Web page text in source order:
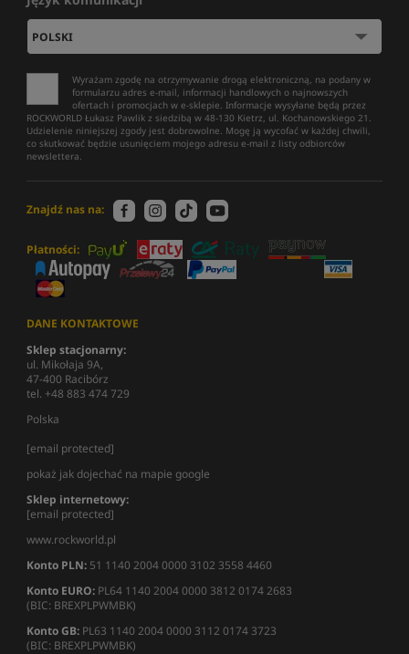
Wyrażam zgodę na otrzymywanie drogą elektroniczną, na podany w
formularzu adres e-mail, informacji handlowych o najnowszych
ofertach i promocjach w e-sklepie. Informacje wysyłane będą przez
ROCKWORLD Łukasz Pawlik z siedzibą w 48-130 Kietrz, ul. Kochanowskiego 21.
Udzielenie niniejszej zgody jest dobrowolne. Mogę ją wycofać w każdej chwili,
co skutkować będzie usunięciem mojego adresu e-mail z listy odbiorców
newslettera.
Znajdź nas na:
Płatności:
DANE KONTAKTOWE
Sklep stacjonarny:
ul. Mikołaja 9A,
47-400 Racibórz
tel. +48 883 474 729
Polska
[email protected]
pokaż jak dojechać na mapie google
Sklep internetowy:
[email protected]
www.rockworld.pl
Konto PLN: 51 1140 2004 0000 3102 3558 4460
Konto EURO: PL64 1140 2004 0000 3812 0174 2683
(BIC: BREXPLPWMBK)
Konto GB: PL63 1140 2004 0000 3112 0174 3723
(BIC: BREXPLPWMBK)